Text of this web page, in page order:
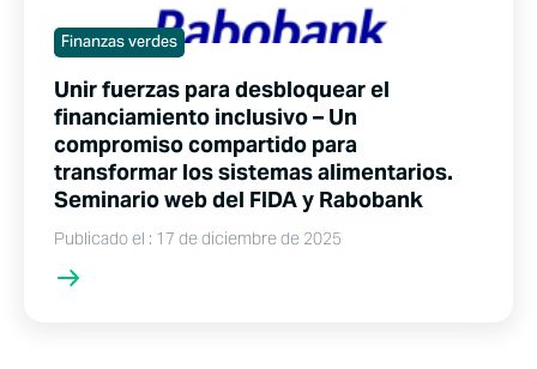
Finanzas verdes
Unir fuerzas para desbloquear el
financiamiento inclusivo – Un
compromiso compartido para
transformar los sistemas alimentarios.
Seminario web del FIDA y Rabobank
Publicado el : 17 de diciembre de 2025